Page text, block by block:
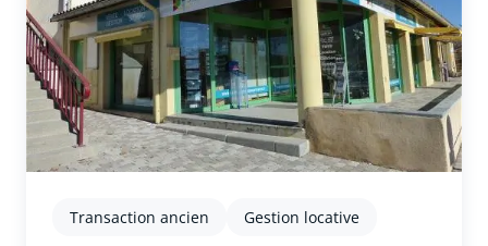
résidence principale, d’un investissement locatif ou
de la vente d’un bien.Notre agence immobilière à
Beaurepaire met un point d’honneur à proposer un
accompagnement de proximité, personnalisé et
humain à chaque étape de votre projet.Adossé au
Crédit Agricole Sud Rhône Alpes, Square Habitat
vous permet également de bénéficier d’un
accompagnement global pour vos projets
immobiliers et de financement.Vous souhaitez
appartement ? Louer un bien ou confier la gestion
Transaction ancien Gestion locative